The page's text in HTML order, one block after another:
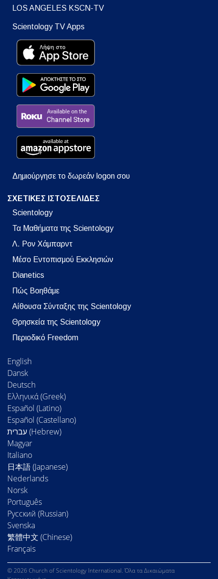
LOS ANGELES KSCN-TV
Scientology TV Apps
Δημιούργησε το δωρεάν logon σου
ΣΧΕΤΙΚΕΣ ΙΣΤΟΣΕΛΙΔΕΣ
Scientology
Τα Μαθήματα της Scientology
Λ. Ρον Χάμπαρντ
Μέσο Εντοπισμού Εκκλησιών
Dianetics
Πώς Βοηθάμε
Αίθουσα Σύνταξης της Scientology
Θρησκεία της Scientology
Περιοδικό Freedom
English
Dansk
Deutsch
Ελληνικά (Greek)
Español (Latino)
Español (Castellano)
Magyar
Italiano
日本語 (Japanese)
Nederlands
Norsk
Português
Русский (Russian)
Svenska
繁體中文 (Chinese)
Français
© 2026 Church of Scientology International. Όλα τα Δικαιώματα